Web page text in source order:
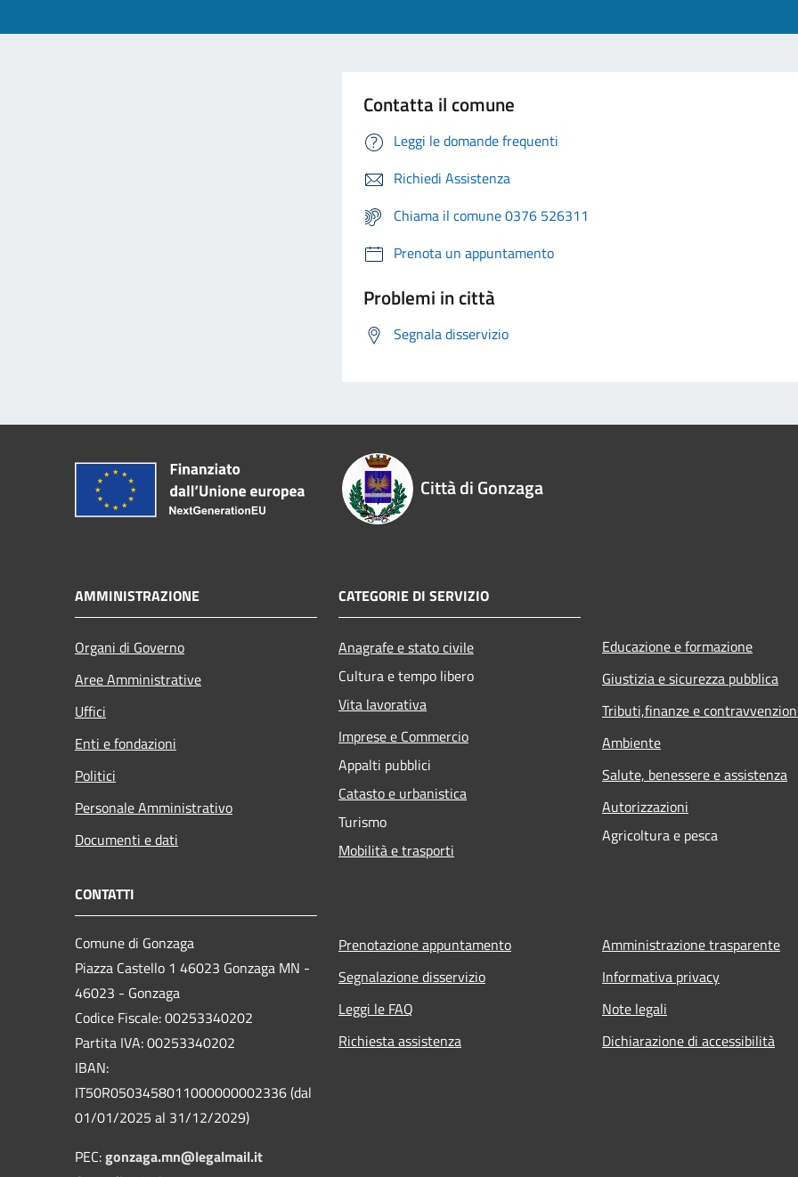
Contatta il comune
Leggi le domande frequenti
Richiedi Assistenza
Chiama il comune 0376 526311
Prenota un appuntamento
Problemi in città
Segnala disservizio
Città di Gonzaga
AMMINISTRAZIONE
Organi di Governo
Aree Amministrative
Uffici
Enti e fondazioni
Politici
Personale Amministrativo
Documenti e dati
CATEGORIE DI SERVIZIO
Anagrafe e stato civile
Cultura e tempo libero
Vita lavorativa
Imprese e Commercio
Appalti pubblici
Catasto e urbanistica
Turismo
Mobilità e trasporti
Educazione e formazione
Giustizia e sicurezza pubblica
Tributi,finanze e
Ambiente
Salute, benessere e assistenza
Autorizzazioni
Agricoltura e pesca
CONTATTI
Comune di Gonzaga
Piazza Castello 1 46023 Gonzaga MN -
46023 - Gonzaga
Codice Fiscale: 00253340202
Partita IVA: 00253340202
IBAN:
IT50R0503458011000000002336 (dal
01/01/2025 al 31/12/2029)
PEC:gonzaga.mn@legalmail.it
Prenotazione appuntamento
Segnalazione disservizio
Leggi le FAQ
Richiesta assistenza
Amministrazione trasparente
Informativa privacy
Note legali
Dichiarazione di accessibilità